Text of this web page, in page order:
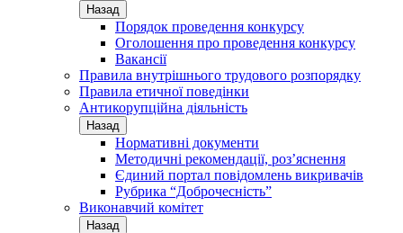
Назад
Порядок проведення конкурсу
Оголошення про проведення конкурсу
Вакансії
Правила внутрішнього трудового розпорядку
Правила етичної поведінки
Антикорупційна діяльність
Назад
Нормативні документи
Методичні рекомендації, роз’яснення
Єдиний портал повідомлень викривачів
Рубрика “Доброчесність”
Виконавчий комітет
Назад